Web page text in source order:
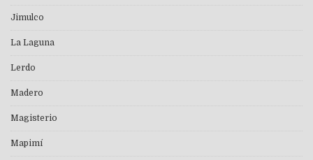
Jimulco
La Laguna
Lerdo
Madero
Magisterio
Mapimí